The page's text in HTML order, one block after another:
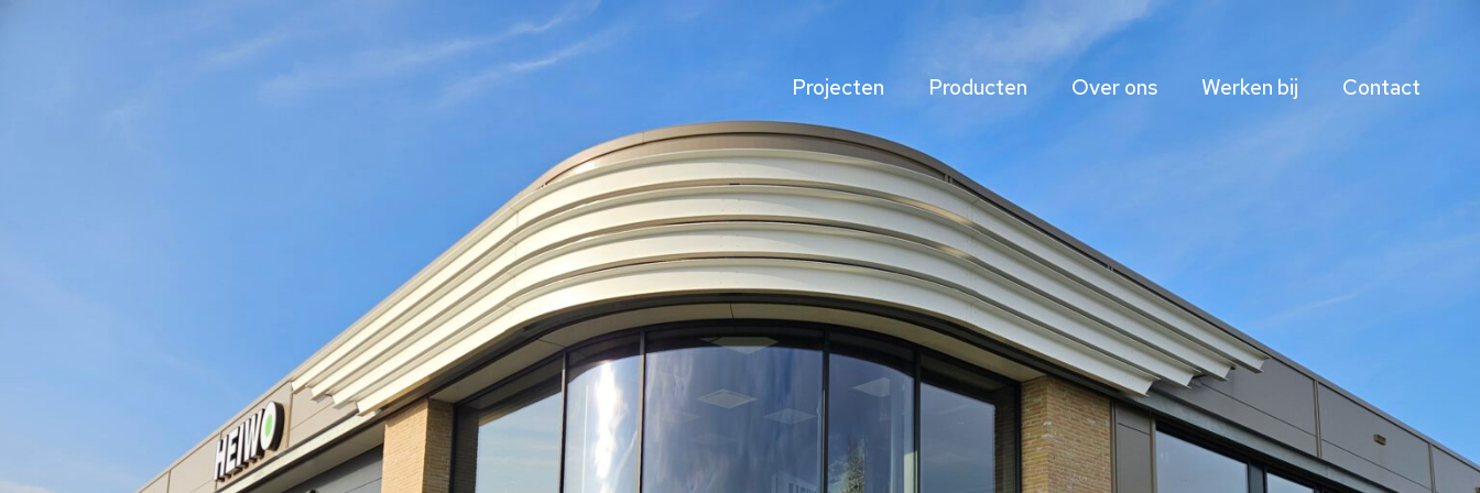
Projecten Producten Over ons Werken bij Contact